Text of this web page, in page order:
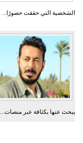
الشخصية التي حققت حضورًا...
يبحث عنها بكثافة عبر منصات...